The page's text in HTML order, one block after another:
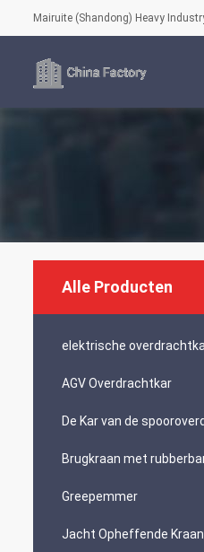
Mairuite (Shandong) Heavy
Alle Producten
elektrische
AGV Overdrachtkar
De Kar van de
Brugkraan met
Greepemmer
Jacht Opheffende Kraan